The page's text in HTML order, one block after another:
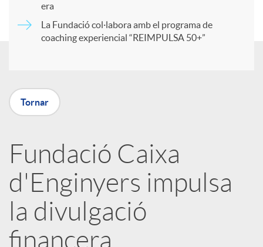
t
r
X
a
era
La Fundació col·labora amb el programa de
coaching experiencial “REIMPULSA 50+”
Tornar
Fundació Caixa
d'Enginyers impulsa
la divulgació
financera